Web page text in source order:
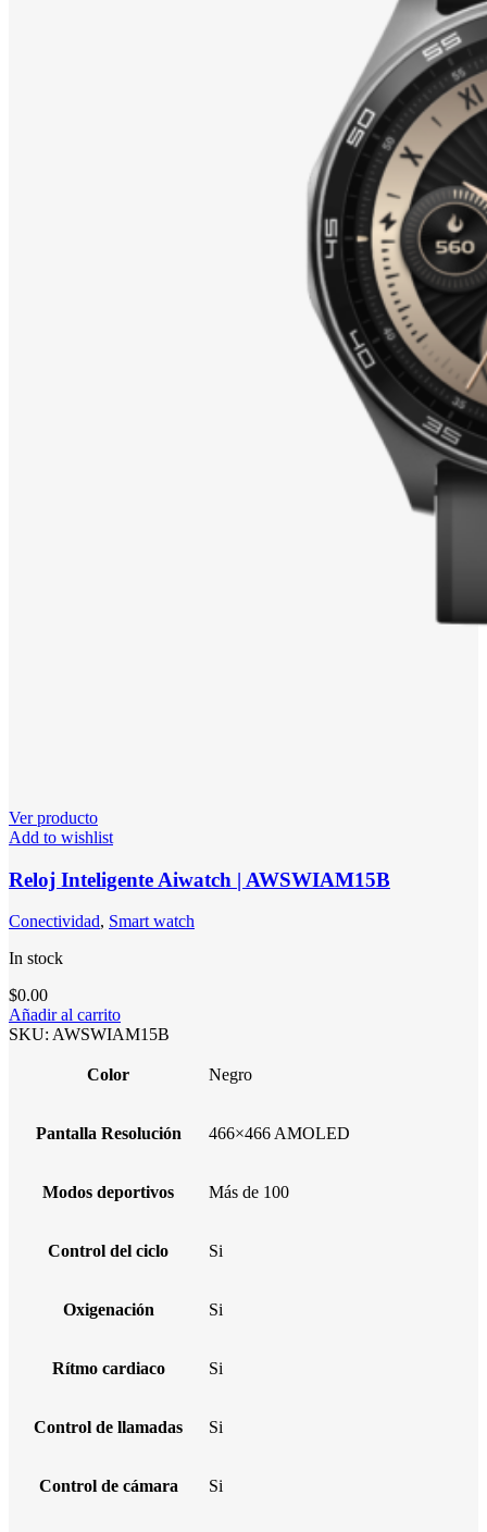
Ver producto
Add to wishlist
Reloj Inteligente Aiwatch | AWSWIAM15B
Conectividad, Smart watch
In stock
$0.00
Añadir al carrito
SKU: AWSWIAM15B
Color Negro
Pantalla Resolución 466×466 AMOLED
Modos deportivos Más de 100
Control del ciclo Si
Oxigenación Si
Rítmo cardiaco Si
Control de llamadas Si
Control de cámara Si